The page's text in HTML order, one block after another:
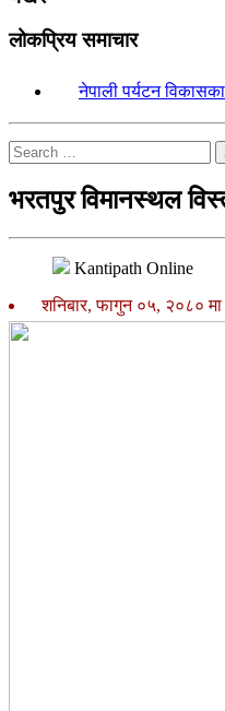
लोकप्रिय समाचार
नेपाली पर्यटन विकासका
भरतपुर विमानस्थल
Kantipath Online
शनिबार, फागुन ०५, २०८० मा